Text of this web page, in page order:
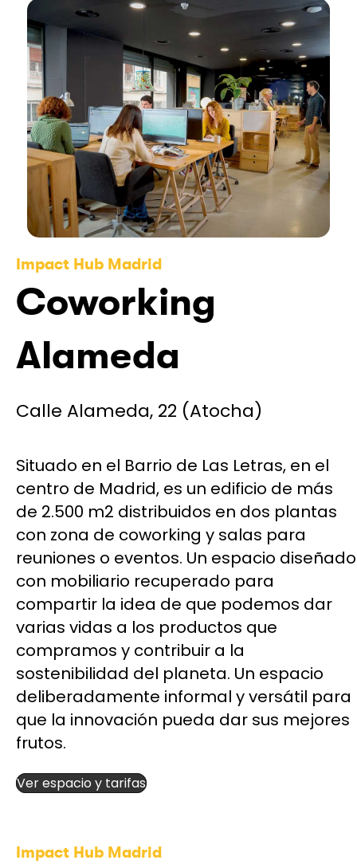
Impact Hub Madrid
Coworking
Alameda
Calle Alameda, 22 (Atocha)
Situado en el Barrio de Las Letras, en el
centro de Madrid, es un edificio de más
de 2.500 m2 distribuidos en dos plantas
con zona de coworking y salas para
reuniones o eventos. Un espacio diseñado
con mobiliario recuperado para
compartir la idea de que podemos dar
varias vidas a los productos que
compramos y contribuir a la
sostenibilidad del planeta. Un espacio
deliberadamente informal y versátil para
que la innovación pueda dar sus mejores
frutos.
Ver espacio y tarifas
Impact Hub Madrid